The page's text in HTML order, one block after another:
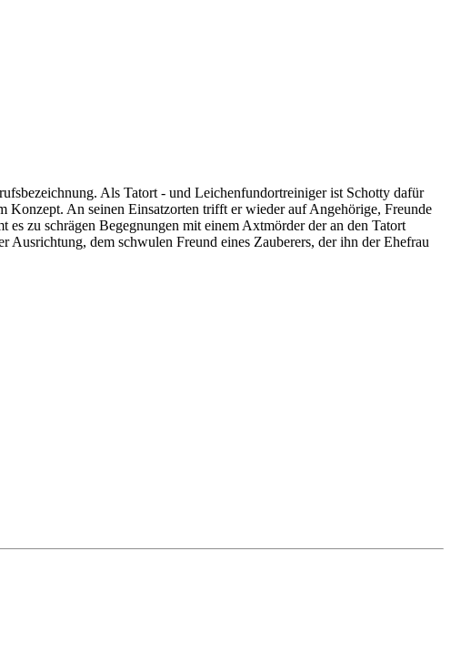
Als Tatort - und Leichenfundortreiniger ist Schotty dafür
Konzept. An seinen Einsatzorten trifft er wieder auf Angehörige, Freunde
zu schrägen Begegnungen mit einem Axtmörder der an den Tatort
dem schwulen Freund eines Zauberers, der ihn der Ehefrau